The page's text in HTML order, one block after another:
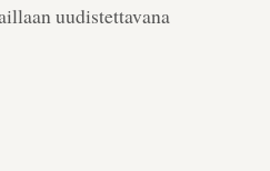
uudistettavana